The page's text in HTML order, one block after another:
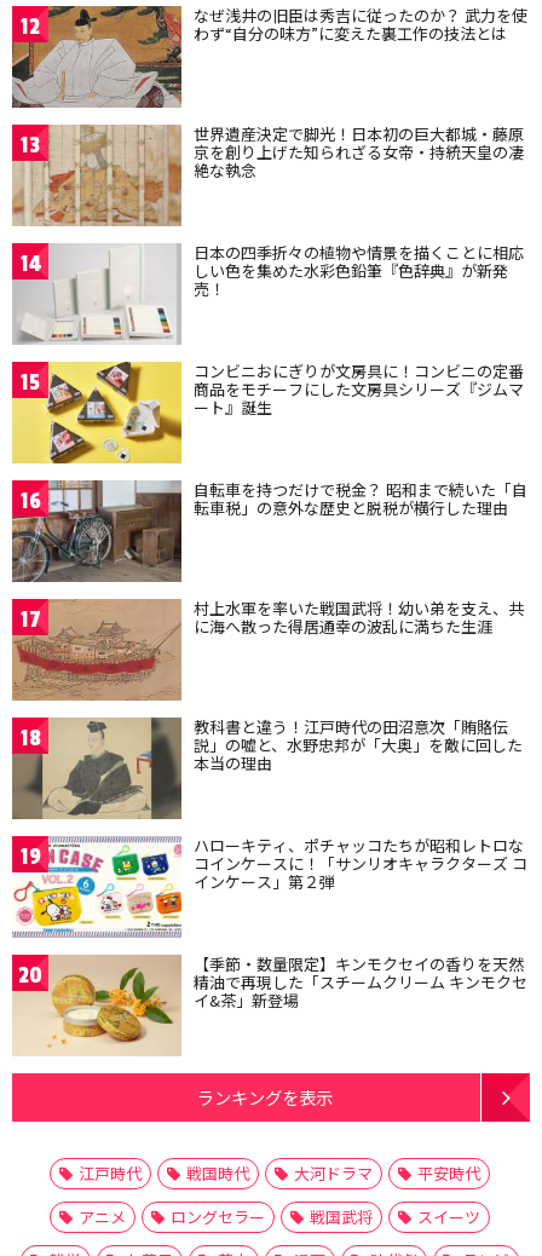
12 なぜ浅井の旧臣は秀吉に従ったのか？ 武力を使
わず“自分の味方”に変えた裏工作の技法とは
13 世界遺産決定で脚光！日本初の巨大都城・藤原
京を創り上げた知られざる女帝・持統天皇の凄
絶な執念
14 日本の四季折々の植物や情景を描くことに相応
しい色を集めた水彩色鉛筆『色辞典』が新発
売！
15 コンビニおにぎりが文房具に！コンビニの定番
商品をモチーフにした文房具シリーズ『ジムマ
ート』誕生
16 自転車を持つだけで税金？ 昭和まで続いた「自
転車税」の意外な歴史と脱税が横行した理由
17 村上水軍を率いた戦国武将！幼い弟を支え、共
に海へ散った得居通幸の波乱に満ちた生涯
18 教科書と違う！江戸時代の田沼意次「賄賂伝
説」の嘘と、水野忠邦が「大奥」を敵に回した
本当の理由
19 ハローキティ、ポチャッコたちが昭和レトロな
コインケースに！「サンリオキャラクターズ コ
インケース」第２弾
20 【季節・数量限定】キンモクセイの香りを天然
精油で再現した「スチームクリーム キンモクセ
イ&茶」新登場
ランキングを表示
江戸時代 戦国時代 大河ドラマ
平安時代
アニメ
ロングセラー 戦国武将
スイーツ